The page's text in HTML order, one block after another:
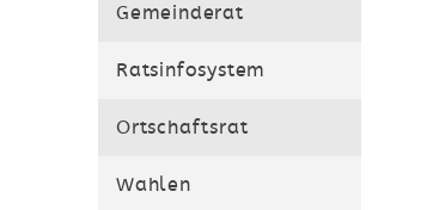
Gemeinderat
Ratsinfosystem
Ortschaftsrat
Wahlen